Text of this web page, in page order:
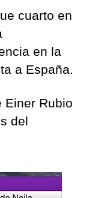
cuarto en
en la
a España.
Einer Rubio
del